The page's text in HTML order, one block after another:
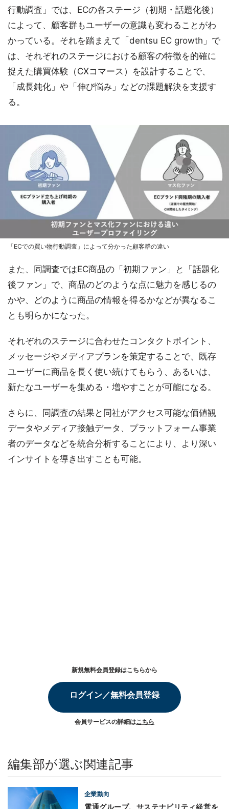
行動調査」では、ECの各ステージ（初期・話題化後）
によって、顧客群もユーザーの意識も変わることがわ
かっている。それを踏まえて「dentsu EC growth」で
は、それぞれのステージにおける顧客の特徴を的確に
捉えた購買体験（CXコマース）を設計することで、
「成長鈍化」や「伸び悩み」などの課題解決を支援す
る。
「ECでの買い物行動調査」によって分かった顧客群の違い
また、同調査ではEC商品の「初期ファン」と「話題化
後ファン」で、商品のどのような点に魅力を感じるの
かや、どのように商品の情報を得るかなどが異なるこ
とも明らかになった。
それぞれのステージに合わせたコンタクトポイント、
メッセージやメディアプランを策定することで、既存
ユーザーに商品を長く使い続けてもらう、あるいは、
新たなユーザーを集める・増やすことが可能になる。
さらに、同調査の結果と同社がアクセス可能な価値観
データやメディア接触データ、プラットフォーム事業
者のデータなどを統合分析することにより、より深い
インサイトを導き出すことも可能。
新規無料会員登録はこちらから
ログイン／無料会員登録
会員サービスの詳細はこちら
編集部が選ぶ関連記事
企業動向
電通グループ、サステナビリティ経営を